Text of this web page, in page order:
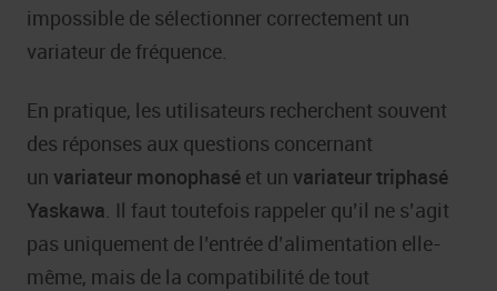
impossible de sélectionner correctement un
variateur de fréquence.
En pratique, les utilisateurs recherchent souvent
des réponses aux questions concernant
un variateur monophasé et un variateur triphasé
Yaskawa . Il faut toutefois rappeler qu’il ne s’agit
pas uniquement de l’entrée d’alimentation elle-
même, mais de la compatibilité de tout